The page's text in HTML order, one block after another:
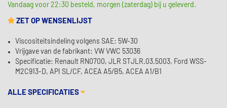
Vandaag voor 22:30 besteld, morgen (zaterdag) bij u geleverd.
ZET OP WENSENLIJST
Viscositeitsindeling volgens SAE: 5W-30
Vrijgave van de fabrikant: VW VWC 53036
Specificatie: Renault RN0700, JLR STJLR.03.5003, Ford WSS-
M2C913-D, API SL/CF, ACEA A5/B5, ACEA A1/B1
ALLE SPECIFICATIES